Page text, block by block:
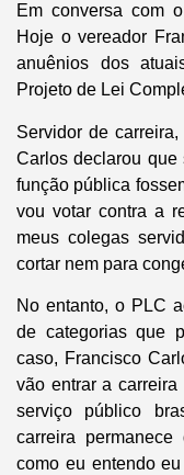
Em conversa com
Hoje o vereador
anuênios dos
Projeto de Lei
Servidor de
Carlos declarou
função pública
vou votar contra a
meus colegas
cortar nem para
No entanto, o PLC
de categorias que
caso, Francisco
vão entrar a
serviço público
carreira
como eu entendo